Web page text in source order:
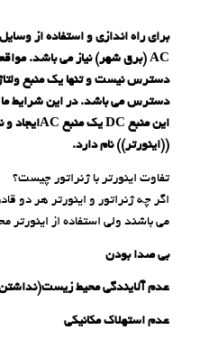
برای راه اندازی و استفاده از
AC(برق شهر) نیاز می باشد.
دسترس نیست و تنها یک منبع
دسترس می باشد. در این شرایط ما
این منبع DCیک منبع ACایجاد و
((اینورتر)) نام دارد.
تفاوت اینورتر با ژنراتور چیست؟
اگر چه ژنراتور و اینورتر هر دو
می باشند ولی استفاده از
بی صدا بودن
عدم آلایندگی محیط
عدم استهلاک مکانیکی